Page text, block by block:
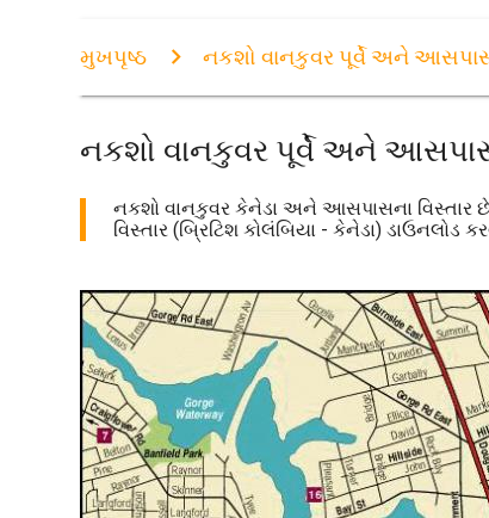
મુખપૃષ્ઠ નકશો વાનકુવર પૂર્વે અને
નકશો વાનકુવર પૂર્વે અને
નકશો વાનકુવર કેનેડા અને આસપાસના વિસ્તાર
વિસ્તાર (બ્રિટિશ કોલંબિયા - કેનેડા) ડાઉનલોડ